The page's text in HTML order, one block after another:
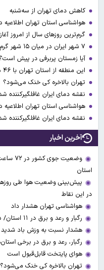
کاهش دمای تهران از سه‌شنبه
هواشناسی استان تهران اطلاعیه داد/
گرم‌ترین روزهای سال از امروز آغاز
آیا زمستان پربرفی در پیش
این منطقه از استان تهران با ۴۶ درجه گرم‌ترین نقطه شد
تهران بالاخره کی خنک می‌شود؟
نقشه دمای ایران غافلگیرکننده
هواشناسی استان تهران اطلاعیه
نقشه دمای ایران غافلگیرکننده
آخرین اخبار
استان
پیش‌بینی وضعیت هوا طی
در این نقاط
هواشناسی تهران هشدار داد
رگبار و رعد و برق در ۱۱ استان‌/ دریای خزر مواج می‌شود
هشدار نسبت به وزش باد شدید
رگبار، رعد و برق در برخی
هوای پایتخت قابل‌قبول است
تهران بالاخره کی خنک می‌شود؟